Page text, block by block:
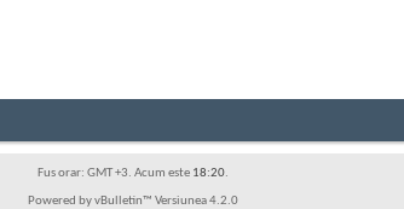
Fus orar: GMT +3. Acum este 18:20.
Powered by vBulletin™ Versiunea 4.2.0